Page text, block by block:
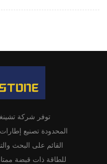
توفر شركة
المحدودة تصنيع إطارات
القائم على البحث
للطاقة ذات قبضة